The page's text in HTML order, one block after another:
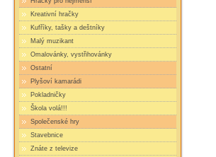
Kreativní hračky
Kufříky, tašky a deštníky
Malý muzikant
Omalovánky, vystřihovánky
Ostatní
Plyšoví kamarádi
Pokladničky
Škola volá!!!
Společenské hry
Stavebnice
Znáte z televize